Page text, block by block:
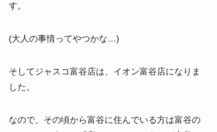
す。
(大人の事情ってやつかな…)
そしてジャスコ富谷店は、イオン富谷店になりま
した。
なので、その頃から富谷に住んでいる方は富谷の